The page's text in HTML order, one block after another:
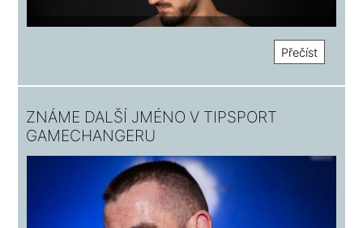
Přečíst
ZNÁME DALŠÍ JMÉNO V TIPSPORT
GAMECHANGERU